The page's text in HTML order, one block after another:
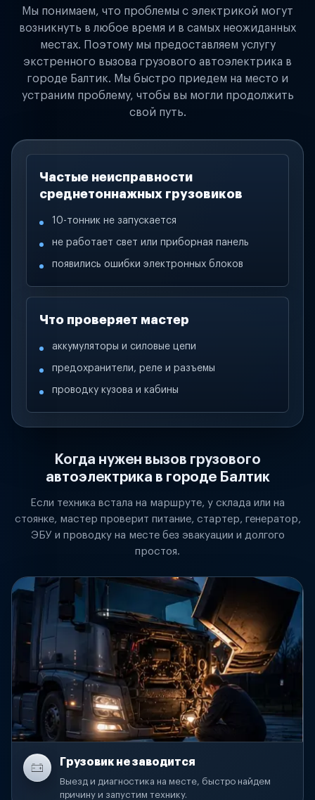
Мы понимаем, что проблемы с электрикой могут
возникнуть в любое время и в самых неожиданных
местах. Поэтому мы предоставляем услугу
экстренного вызова грузового автоэлектрика в
городе Балтик. Мы быстро приедем на место и
устраним проблему, чтобы вы могли продолжить
свой путь.
Частые неисправности
среднетоннажных грузовиков
10-тонник не запускается
не работает свет или приборная панель
появились ошибки электронных блоков
Что проверяет мастер
аккумуляторы и силовые цепи
предохранители, реле и разъемы
проводку кузова и кабины
Когда нужен вызов грузового
автоэлектрика в городе Балтик
Если техника встала на маршруте, у склада или на
стоянке, мастер проверит питание, стартер, генератор,
ЭБУ и проводку на месте без эвакуации и долгого
простоя.
Грузовик не заводится
Выезд и диагностика на месте, быстро найдем
причину и запустим технику.